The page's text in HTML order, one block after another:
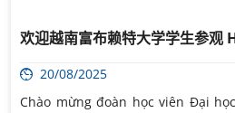
欢迎越南富布赖特大学学生参观
20/08/2025
Chào mừng đoàn học viên Đại